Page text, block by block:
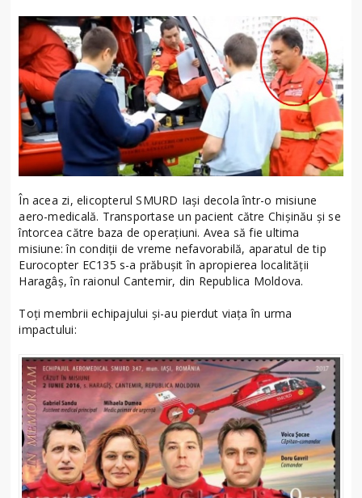
În acea zi, elicopterul SMURD Iaşi decola într-o misiune
aero-medicală. Transportase un pacient către Chişinău şi se
întorcea către baza de operaţiuni. Avea să fie ultima
misiune: în condiţii de vreme nefavorabilă, aparatul de tip
Eurocopter EC135 s-a prăbuşit în apropierea localităţii
Haragâş, în raionul Cantemir, din Republica Moldova.
Toți membrii echipajului și-au pierdut viața în urma
impactului: